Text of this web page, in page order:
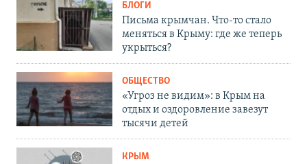
БЛОГИ
Письма крымчан. Что-то стало
меняться в Крыму: где же теперь
укрыться?
ОБЩЕСТВО
«Угроз не видим»: в Крым на
отдых и оздоровление завезут
тысячи детей
КРЫМ